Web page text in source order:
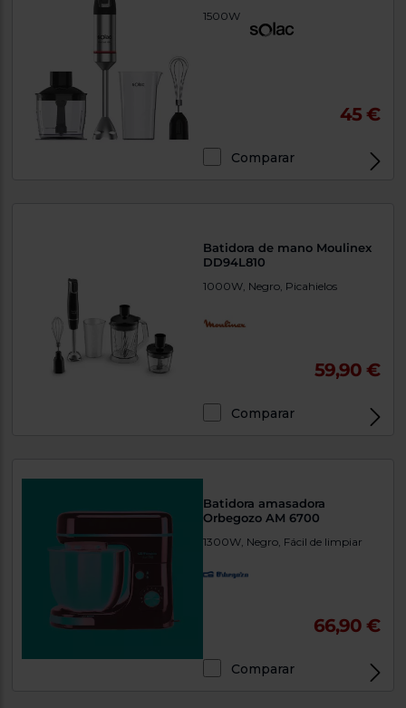
1500W
45 €
Comparar
Batidora de mano Moulinex
DD94L810
1000W, Negro, Picahielos
59,90 €
Comparar
Batidora amasadora
Orbegozo AM 6700
1300W, Negro, Fácil de limpiar
66,90 €
Comparar